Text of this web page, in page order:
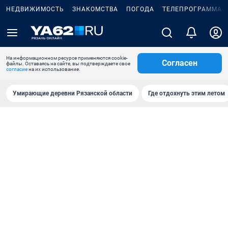
НЕДВИЖИМОСТЬ ЗНАКОМСТВА ПОГОДА ТЕЛЕПРОГРАММА
На информационном ресурсе применяются cookie-
файлы. Оставаясь на сайте, вы подтверждаете свое
согласиена их использование.
Согласен
Умирающие деревни Рязанской области Где отдохнуть этим летом